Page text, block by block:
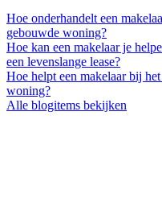
Hoe onderhandelt een
gebouwde woning?
Hoe kan een makelaar je
een levenslange lease?
Hoe helpt een makelaar bij
woning?
Alle blogitems bekijken